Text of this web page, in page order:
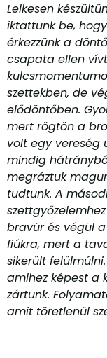
Lelkesen
iktattunk be,
érkezzünk a
csapata ellen
szettekben, de
elődöntőben.
mert rögtön a
volt egy vereség
mindig
megráztuk
tudtunk. A
bravúr és végül
fiúkra, mert a
sikerült
amihez képest a
zártunk.
amit töretlenül